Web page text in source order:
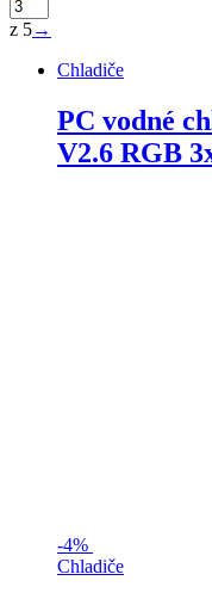
z 5→
Chladiče
PC vodné
V2.6 RGB
-4%
Chladiče